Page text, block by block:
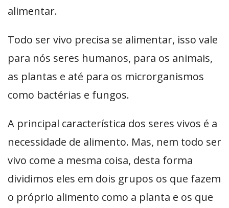
alimentar.
Todo ser vivo precisa se alimentar, isso vale
para nós seres humanos, para os animais,
as plantas e até para os microrganismos
como bactérias e fungos.
A principal característica dos seres vivos é a
necessidade de alimento. Mas, nem todo ser
vivo come a mesma coisa, desta forma
dividimos eles em dois grupos os que fazem
o próprio alimento como a planta e os que